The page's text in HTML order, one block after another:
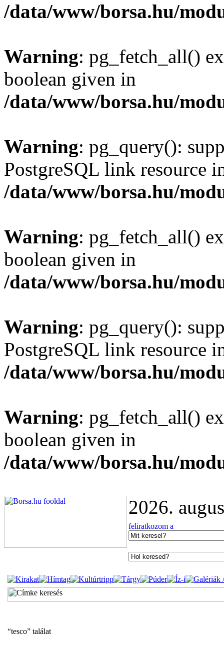
/data/www/borsa.hu/
Warning: pg_fetch_all()
boolean given in
/data/www/borsa.hu/
Warning: pg_query():
PostgreSQL link resource
/data/www/borsa.hu/
Warning: pg_fetch_all()
boolean given in
/data/www/borsa.hu/
Warning: pg_query():
PostgreSQL link resource
/data/www/borsa.hu/
Warning: pg_fetch_all()
boolean given in
/data/www/borsa.hu/
2026.
“tesco” találat